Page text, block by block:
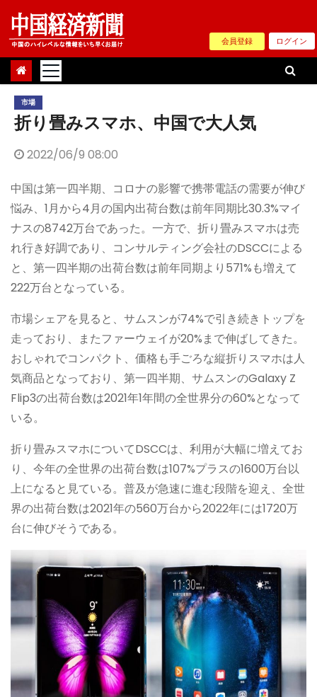
Skip
content
会員登録 ログイン
市場
折り畳みスマホ、中国で大人気
2022/06/9 08:00
中国は第一四半期、コロナの影響で携帯電話の需要が伸び
悩み、1月から4月の国内出荷台数は前年同期比30.3%マイ
ナスの8742万台であった。一方で、折り畳みスマホは売
れ行き好調であり、コンサルティング会社のDSCCによる
と、第一四半期の出荷台数は前年同期より571%も増えて
222万台となっている。
市場シェアを見ると、サムスンが74%で引き続きトップを
走っており、またファーウェイが20%まで伸ばしてきた。
おしゃれでコンパクト、価格も手ごろな縦折りスマホは人
気商品となっており、第一四半期、サムスンのGalaxy Z
Flip3の出荷台数は2021年1年間の全世界分の60%となって
いる。
折り畳みスマホについてDSCCは、利用が大幅に増えてお
り、今年の全世界の出荷台数は107%プラスの1600万台以
上になると見ている。普及が急速に進む段階を迎え、全世
界の出荷台数は2021年の560万台から2022年には1720万
台に伸びそうである。